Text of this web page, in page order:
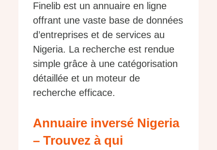
Finelib est un annuaire en ligne
offrant une vaste base de données
d’entreprises et de services au
Nigeria. La recherche est rendue
simple grâce à une catégorisation
détaillée et un moteur de
recherche efficace.
Annuaire inversé Nigeria
– Trouvez à qui